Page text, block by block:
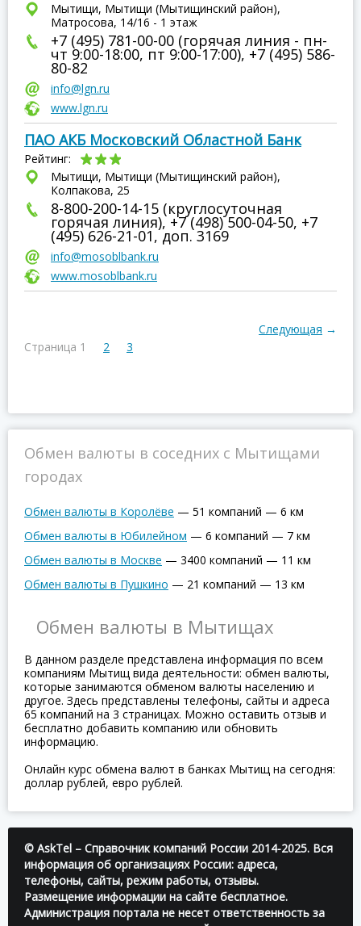
Мытищи, Мытищи (Мытищинский район),
Матросова, 14/16 - 1 этаж
+7 (495) 781-00-00 (горячая линия - пн-
чт 9:00-18:00, пт 9:00-17:00), +7 (495) 586-
80-82
info@lgn.ru
www.lgn.ru
ПАО АКБ Московский Областной Банк
Рейтинг:
Мытищи, Мытищи (Мытищинский район),
Колпакова, 25
8-800-200-14-15 (круглосуточная
горячая линия), +7 (498) 500-04-50, +7
(495) 626-21-01, доп. 3169
info@mosoblbank.ru
www.mosoblbank.ru
Следующая →
Страница 1
2 3
Обмен валюты в соседних с Мытищами
городах
Обмен валюты в Королёве — 51 компаний — 6 км
Обмен валюты в Юбилейном — 6 компаний — 7 км
Обмен валюты в Москве — 3400 компаний — 11 км
Обмен валюты в Пушкино — 21 компаний — 13 км
Обмен валюты в Мытищах
В данном разделе представлена информация по всем
компаниям Мытищ вида деятельности: обмен валюты,
которые занимаются обменом валюты населению и
другое. Здесь представлены телефоны, сайты и адреса
65 компаний на 3 страницах. Можно оставить отзыв и
бесплатно добавить компанию или обновить
информацию.
Онлайн курс обмена валют в банках Мытищ на сегодня:
доллар рублей, евро рублей.
© AskTel – Справочник компаний России 2014-2025. Вся
информация об организациях России: адреса,
телефоны, сайты, режим работы, отзывы.
Размещение информации на сайте бесплатное.
Администрация портала не несет ответственность за